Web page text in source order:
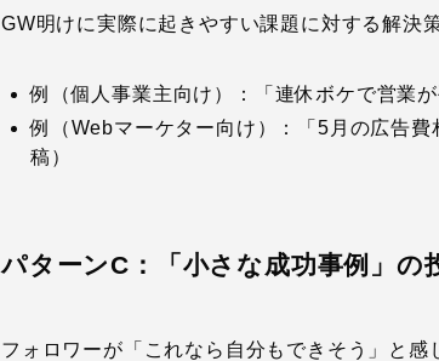
GW明けに実際に起きやすい課題に対する解決
例（個人事業主向け）：「連休ボケで営業
例（Webマーケター向け）：「5月の広告
稿）
パターンC：「小さな成功事例」の
フォロワーが「これなら自分もできそう」と感